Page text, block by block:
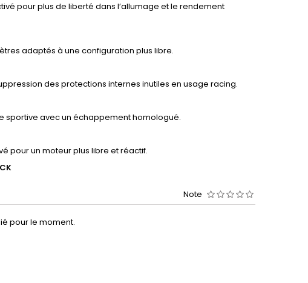
pour plus de liberté dans l’allumage et le rendement
adaptés à une configuration plus libre.
des protections internes inutiles en usage racing.
sportive avec un échappement homologué.
pour un moteur plus libre et réactif.
Note
pour le moment.